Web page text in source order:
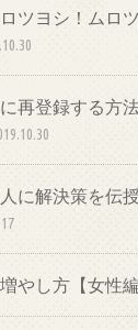
ツヨシ！ムロ
再登録する方
に解決策を伝
やし方【女性編